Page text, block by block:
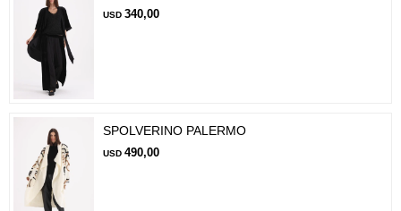
USD 340,00
SPOLVERINO PALERMO
USD 490,00